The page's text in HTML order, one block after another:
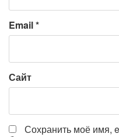
Email*
Сайт
Сохранить моё имя,